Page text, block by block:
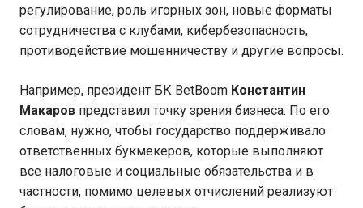
регулирование, роль игорных зон, новые форматы
сотрудничества с клубами, кибербезопасность,
противодействие мошенничеству и другие вопросы.
Например, президент БК BetBoom Константин
Макаров представил точку зрения бизнеса. По его
словам, нужно, чтобы государство поддерживало
ответственных букмекеров, которые выполняют
все налоговые и социальные обязательства и в
частности, помимо целевых отчислений реализуют